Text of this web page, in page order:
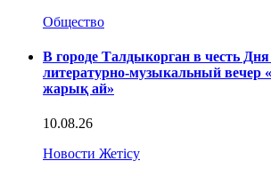
Общество
В городе Талдыкорган в честь
литературно-музыкальный вечер
жарық ай»
10.08.26
Новости Жетісу